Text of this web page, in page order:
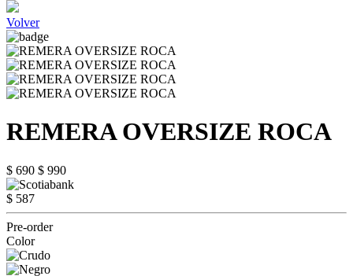
Volver
REMERA OVERSIZE ROCA
$ 690 $ 990
$ 587
Pre-order
Color